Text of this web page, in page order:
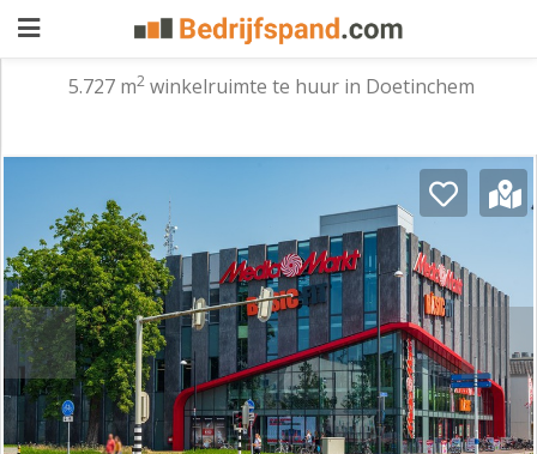
zoeken
Waarom
adverteren
Premium
adverteren
Blog
Registreren
5.727 m2winkelruimte te huur in Doetinchem